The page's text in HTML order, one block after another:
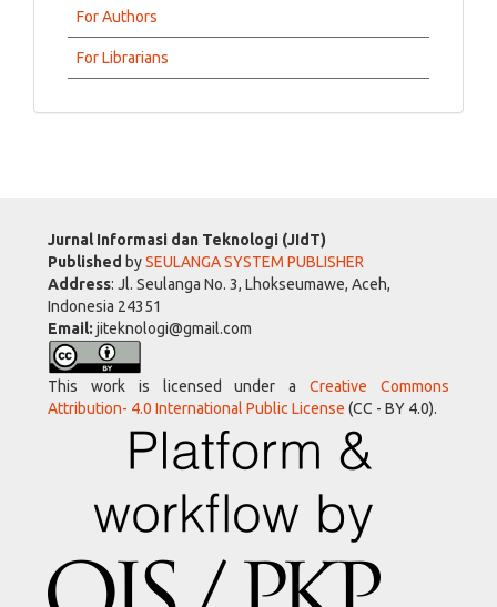
For Authors
For Librarians
Jurnal Informasi dan Teknologi (JIdT)
Published bySEULANGA SYSTEM PUBLISHER
Address: Jl. Seulanga No. 3, Lhokseumawe, Aceh,
Indonesia 24351
Email: jiteknologi@gmail.com
This work is licensed under a
Creative Commons
Attribution- 4.0 International Public License (CC - BY 4.0).